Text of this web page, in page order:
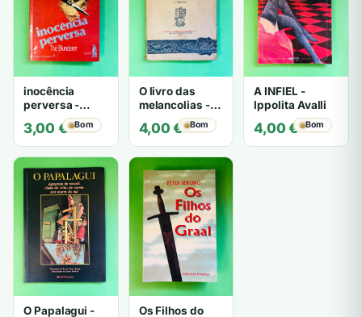
inocência
perversa -
PATRICIA
HIGHSMITH
3,00 € Bom
O livro das
melancolias -
Mantegazza
4,00€ Bom
A INFIEL -
Ippolita Avalli
4,00€ Bom
O Papalagui -
Os Filhos do